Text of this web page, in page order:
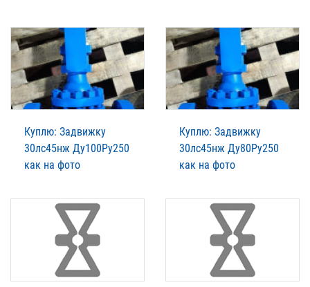
Куплю: Задвижку
30лс45нж Ду100Ру250
как на фото
Куплю: Задвижку
30лс45нж Ду80Ру250
как на фото